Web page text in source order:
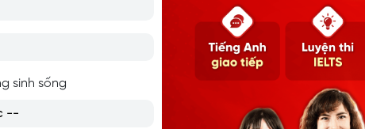
(Tôi sẽ đi sang Nhật Bản cùng với gia đình vào
sinh sống